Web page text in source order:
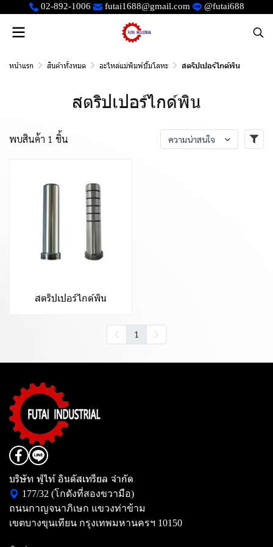
02-892-1006 futai1688@gmail.com @futai688
หน้าแรก สินค้าทั้งหมด อะไหล่แม่พิมพ์ปั๊มโลหะ สตริปเปอร์ไกด์พิน
สตริปเปอร์ไกด์พิน
พบสินค้า 1 ชิ้น ความน่าสนใจ
สตริปเปอร์ไกด์พิน
1
บริษัท ฟู่ไท้ อินดัสเทรียล จำกัด
177/32 (โกดังที่สองขวามือ)
ถนนกาญจนาภิเษก แขวงท่าข้าม
เขตบางขุนเทียน กรุงเทพมหานครฯ 10150